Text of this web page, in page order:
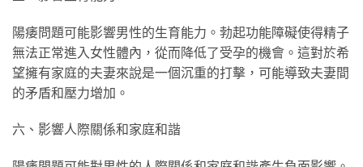
陽痿問題可能影響男性的生育能力。勃起功能障礙使得精子
無法正常進入女性體內，從而降低了受孕的機會。這對於希
望擁有家庭的夫妻來說是一個沉重的打擊，可能導致夫妻間
的矛盾和壓力增加。
六、影響人際關係和家庭和諧